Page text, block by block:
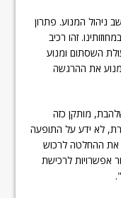
ניהול המנוע. פתרון
זהו רכיב
השסתום ומנוע
את ההרגשה
מותקן כזה
לא ידע על התופעה
את ההחלטה לרכוש
אפשרויות לרכישת